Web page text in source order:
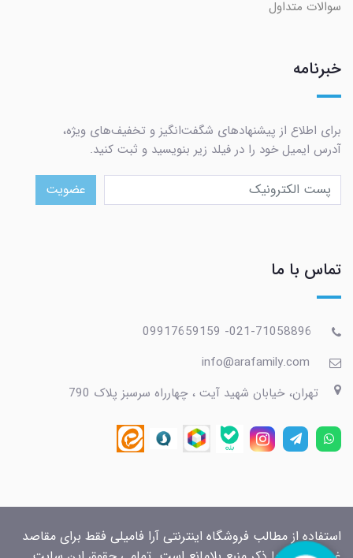
سوالات متداول
خبرنامه
برای اطلاع از پیشنهادهای شگفت‌انگیز و تخفیف‌های ویژه،
آدرس ایمیل خود را در فیلد زیر بنویسید و ثبت کنید.
عضویت
تماس با ما
تهران، خیابان شهید آیت ، چهارراه سرسبز پلاک 790
استفاده از مطالب فروشگاه اینترنتی آرا فامیلی فقط برای مقاصد